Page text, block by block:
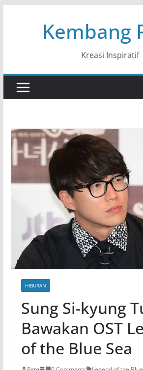
Kembang
Kreasi Inspiratif
HIBURAN
Sung Si-kyung
Bawakan OST
of the Blue Sea